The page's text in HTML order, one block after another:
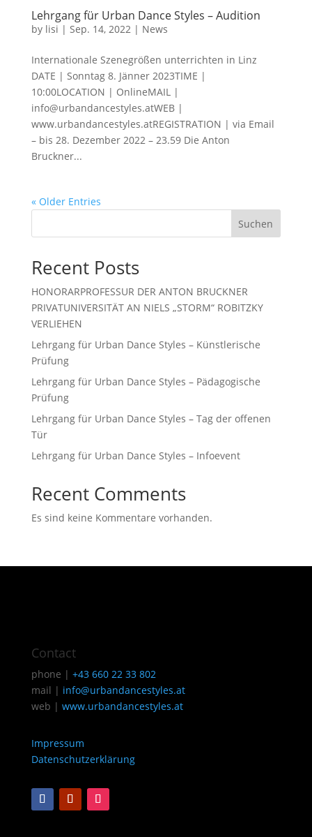
Lehrgang für Urban Dance Styles – Audition
by lisi | Sep. 14, 2022| News
Internationale Szenegrößen unterrichten in Linz
DATE | Sonntag 8. Jänner 2023TIME |
10:00LOCATION | OnlineMAIL |
info@urbandancestyles.atWEB |
www.urbandancestyles.atREGISTRATION | via Email
– bis 28. Dezember 2022 – 23.59 Die Anton
Bruckner...
« Older Entries
Suchen
Recent Posts
HONORARPROFESSUR DER ANTON BRUCKNER
PRIVATUNIVERSITÄT AN NIELS „STORM“ ROBITZKY
VERLIEHEN
Lehrgang für Urban Dance Styles – Künstlerische
Prüfung
Lehrgang für Urban Dance Styles – Pädagogische
Prüfung
Lehrgang für Urban Dance Styles – Tag der offenen
Tür
Lehrgang für Urban Dance Styles – Infoevent
Recent Comments
Es sind keine Kommentare vorhanden.
Contact
phone | +43 660 22 33 802
mail | info@urbandancestyles.at
web | www.urbandancestyles.at
Impressum
Datenschutzerklärung